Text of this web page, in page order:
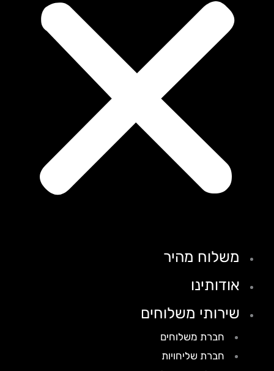
משלוח מהיר
אודותינו
שירותי משלוחים
חברת משלוחים
חברת שליחויות